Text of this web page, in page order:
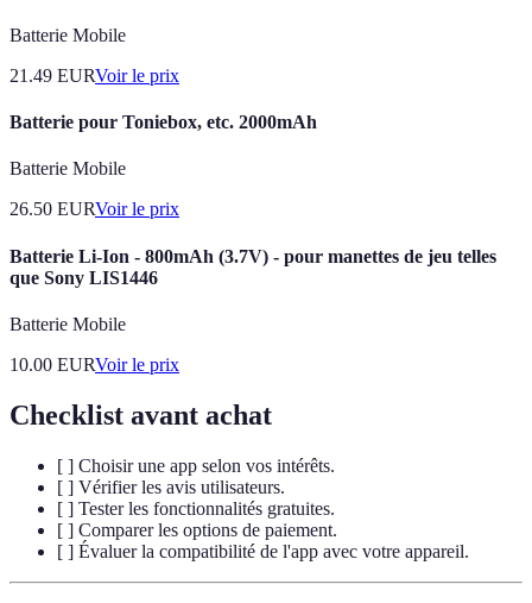
Batterie Mobile
21.49 EURVoir le prix
Batterie pour Toniebox, etc. 2000mAh
Batterie Mobile
26.50 EURVoir le prix
Batterie Li-Ion - 800mAh (3.7V) - pour manettes de jeu telles
que Sony LIS1446
Batterie Mobile
10.00 EURVoir le prix
Checklist avant achat
[ ] Choisir une app selon vos intérêts.
[ ] Vérifier les avis utilisateurs.
[ ] Tester les fonctionnalités gratuites.
[ ] Comparer les options de paiement.
[ ] Évaluer la compatibilité de l'app avec votre appareil.